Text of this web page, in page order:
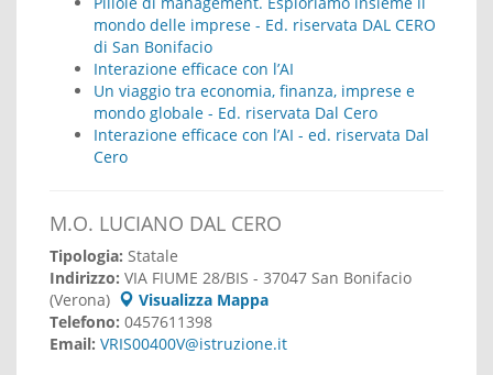
mondo delle imprese - Ed. riservata DAL CERO
di San Bonifacio
Interazione efficace con l’AI
Un viaggio tra economia, finanza, imprese e
mondo globale - Ed. riservata Dal Cero
Interazione efficace con l’AI - ed. riservata Dal
Cero
M.O. LUCIANO DAL CERO
Tipologia: Statale
Indirizzo: VIA FIUME 28/BIS - 37047 San Bonifacio
(Verona)
Visualizza Mappa
Telefono: 0457611398
Email: VRIS00400V@istruzione.it